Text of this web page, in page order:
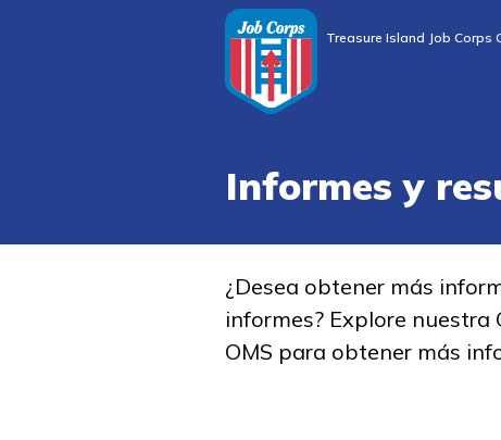
Treasure Island Job Corps
Informes y
¿Desea obtener más
informes? Explore nuestra
OMS para obtener más